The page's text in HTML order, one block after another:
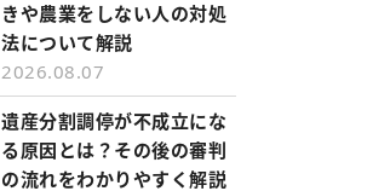
きや農業をしない人の対処
法について解説
2026.08.07
遺産分割調停が不成立にな
る原因とは？その後の審判
の流れをわかりやすく解説